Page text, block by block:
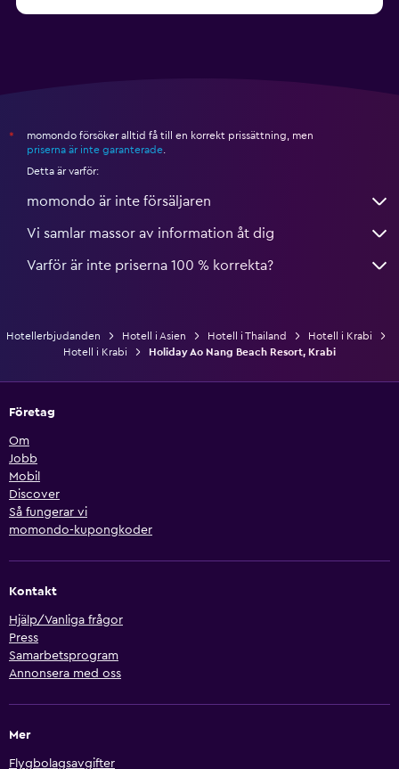
*
momondo försöker alltid få till en korrekt prissättning, men
priserna är inte garanterade
Detta är varför:
momondo är inte försäljaren
Vi samlar massor av information åt dig
Varför är inte priserna 100 % korrekta?
Hotellerbjudanden Hotell i Asien Hotell i Thailand
Hotell i Krabi
Hotell i Krabi
Holiday Ao Nang Beach Resort, Krabi
Företag
Om
Jobb
Mobil
Discover
Så fungerar vi
momondo-kupongkoder
Kontakt
Hjälp/Vanliga frågor
Press
Samarbetsprogram
Annonsera med oss
Mer
Flygbolagsavgifter